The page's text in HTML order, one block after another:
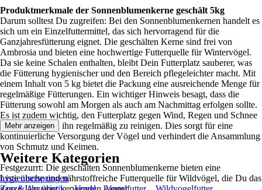
Produktmerkmale der Sonnenblumenkerne geschält 5kg
Darum solltest Du zugreifen: Bei den Sonnenblumenkernen handelt es
sich um ein Einzelfuttermittel, das sich hervorragend für die
Ganzjahresfütterung eignet. Die geschälten Kerne sind frei von
Ambrosia und bieten eine hochwertige Futterquelle für Wintervögel.
Da sie keine Schalen enthalten, bleibt Dein Futterplatz sauberer, was
die Fütterung hygienischer und den Bereich pflegeleichter macht. Mit
einem Inhalt von 5 kg bietet die Packung eine ausreichende Menge für
regelmäßige Fütterungen. Ein wichtiger Hinweis besagt, dass die
Fütterung sowohl am Morgen als auch am Nachmittag erfolgen sollte.
Es ist zudem wichtig, den Futterplatz gegen Wind, Regen und Schnee
zu schützen und ihn regelmäßig zu reinigen. Dies sorgt für eine
kontinuierliche Versorgung der Vögel und verhindert die Ansammlung
von Schmutz und Keimen.
Festgezurrt: Die geschälten Sonnenblumenkerne bieten eine
hygienische und nährstoffreiche Futterquelle für Wildvögel, die Du das
Mehr anzeigen
Weitere Kategorien
Liste überspringen